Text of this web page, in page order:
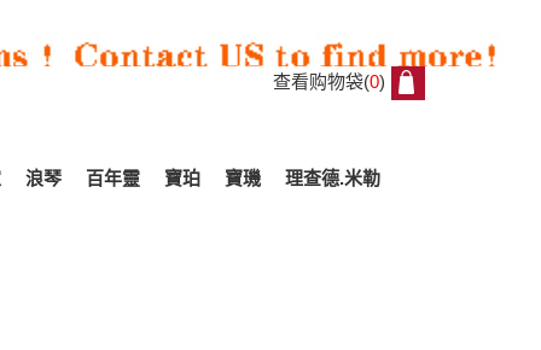
查看购物袋(0)
浪琴 百年靈 寶珀 寶璣 理查德.米勒